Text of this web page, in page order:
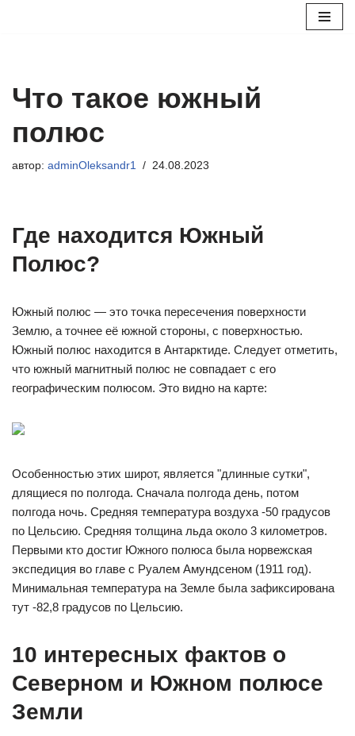
Что такое южный
полюс
автор: adminOleksandr1 24.08.2023
Где находится Южный
Полюс?
Южный полюс — это точка пересечения поверхности
Землю, а точнее её южной стороны, с поверхностью.
Южный полюс находится в Антарктиде. Следует отметить,
что южный магнитный полюс не совпадает с его
географическим полюсом. Это видно на карте:
Особенностью этих широт, является "длинные сутки",
длящиеся по полгода. Сначала полгода день, потом
полгода ночь. Средняя температура воздуха -50 градусов
по Цельсию. Средняя толщина льда около 3 километров.
Первыми кто достиг Южного полюса была норвежская
экспедиция во главе с Руалем Амундсеном (1911 год).
Минимальная температура на Земле была зафиксирована
тут -82,8 градусов по Цельсию.
10 интересных фактов о
Северном и Южном полюсе
Земли